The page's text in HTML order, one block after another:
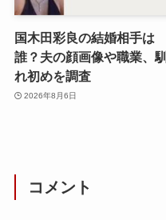
国木田彩良の結婚相手は
誰？夫の顔画像や職業、馴
れ初めを調査
2026年8月6日
コメント